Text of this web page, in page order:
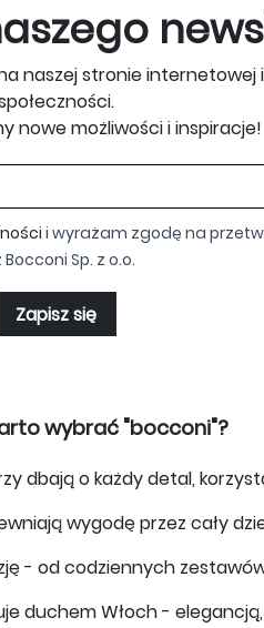
naszej stronie internetowej
nowe możliwości i inspiracje!
i wyrażam zgodę na
Sp. z o.o.
Zapisz się
wybrać "bocconi"?
dbają o każdy detal,
wygodę przez cały
- od codziennych
duchem Włoch -